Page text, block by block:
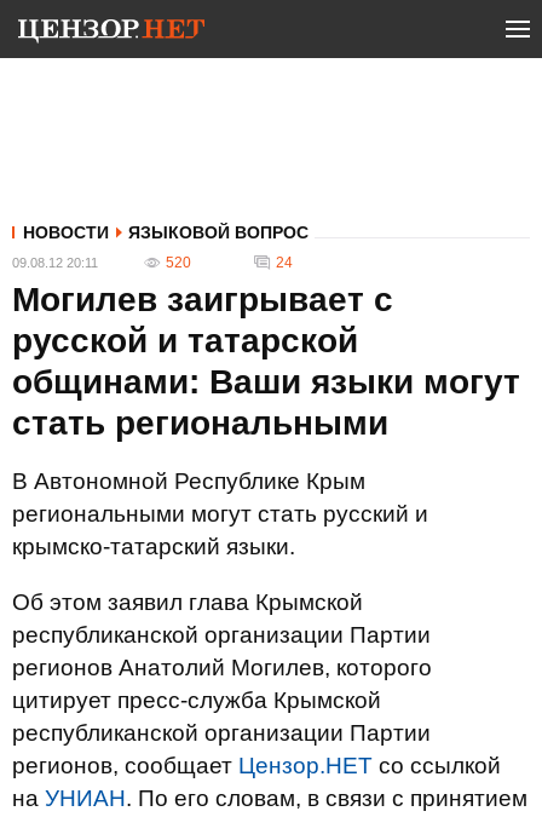
НОВОСТИ ЯЗЫКОВОЙ ВОПРОС
09.08.12 20:11 520 24
Могилев заигрывает с
русской и татарской
общинами: Ваши языки могут
стать региональными
В Автономной Республике Крым
региональными могут стать русский и
крымско-татарский языки.
Об этом заявил глава Крымской
республиканской организации Партии
регионов Анатолий Могилев, которого
цитирует пресс-служба Крымской
республиканской организации Партии
регионов, сообщает Цензор.НЕТ со ссылкой
на УНИАН. По его словам, в связи с принятием